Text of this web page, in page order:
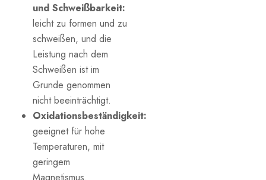
und Schweißbarkeit:
leicht zu formen und zu
schweißen, und die
Leistung nach dem
Schweißen ist im
Grunde genommen
nicht beeinträchtigt.
Oxidationsbeständigkeit:
geeignet für hohe
Temperaturen, mit
geringem
Magnetismus.